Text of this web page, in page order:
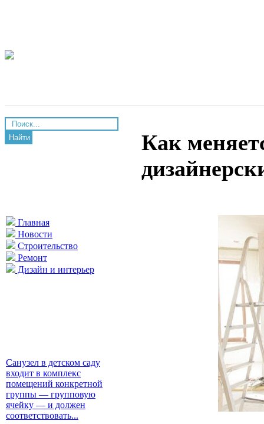
Найти
Главная
Новости
Строительство
Ремонт
Дизайн и интерьер
Санузел в детском саду
входит в комплекс
помещений конкретной
группы — групповую
ячейку — и должен
соответствовать...
Как